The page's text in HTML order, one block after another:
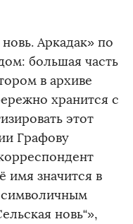
Аркадак» по
большая часть
в архиве
хранится с
этот
Графову
имя значится в
символичным
новь“»,